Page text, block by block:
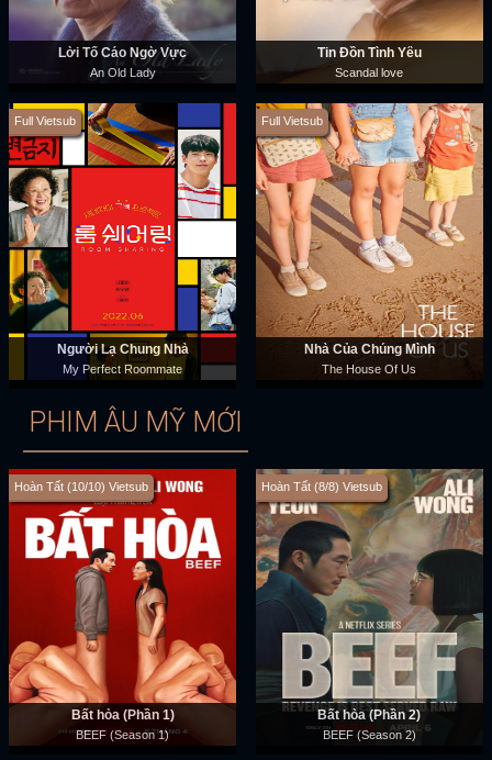
Lời Tố Cáo Ngờ Vực
An Old Lady
Tin Đồn Tình Yêu
Scandal love
Full Vietsub
Người Lạ Chung Nhà
My Perfect Roommate
Full Vietsub
Nhà Của Chúng Mình
The House Of Us
PHIM ÂU MỸ MỚI
Hoàn Tất (10/10) Vietsub
Bất hòa (Phần 1)
BEEF (Season 1)
Hoàn Tất (8/8) Vietsub
Bất hòa (Phần 2)
BEEF (Season 2)